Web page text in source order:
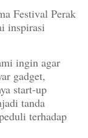
Festival Perak
inspirasi
ingin agar
gadget,
start-up
tanda
terhadap